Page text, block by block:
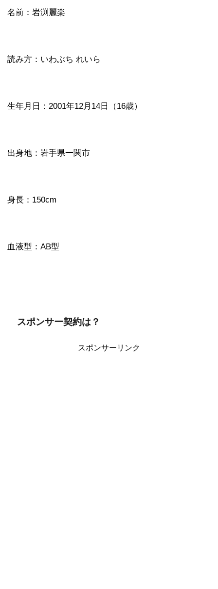
名前：岩渕麗楽
読み方：いわぶち れいら
生年月日：2001年12月14日（16歳）
出身地：岩手県一関市
身長：150cm
血液型：AB型
スポンサー契約は？
スポンサーリンク